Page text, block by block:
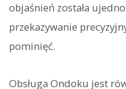
objaśnień została
przekazywanie
pominięć.
Obsługa Ondoku jest